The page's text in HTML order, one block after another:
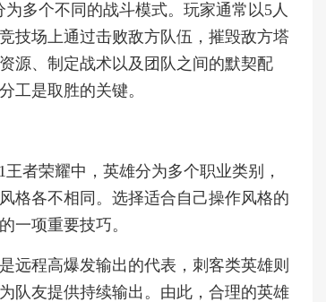
多个不同的战斗模式。玩家通常以5人
技场上通过击败敌方队伍，摧毁敌方塔
源、制定战术以及团队之间的默契配
工是取胜的关键。
者荣耀中，英雄分为多个职业类别，
格各不相同。选择适合自己操作风格的
一项重要技巧。
远程高爆发输出的代表，刺客类英雄则
队友提供持续输出。由此，合理的英雄